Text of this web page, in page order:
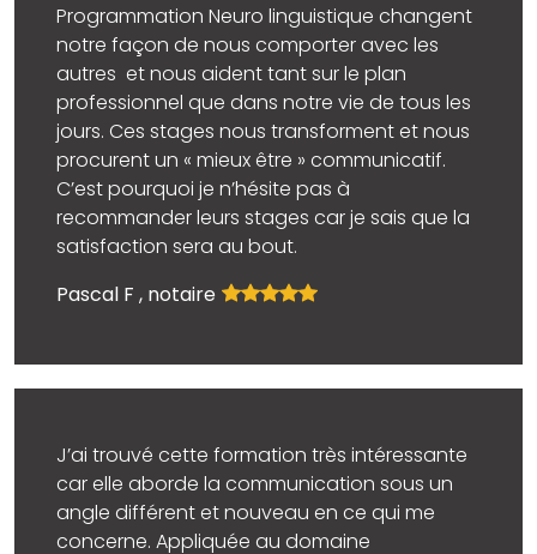
Programmation Neuro linguistique changent
notre façon de nous comporter avec les
autres et nous aident tant sur le plan
professionnel que dans notre vie de tous les
jours. Ces stages nous transforment et nous
procurent un « mieux être » communicatif.
C’est pourquoi je n’hésite pas à
recommander leurs stages car je sais que la
satisfaction sera au bout.
Pascal F , notaire
J’ai trouvé cette formation très intéressante
car elle aborde la communication sous un
angle différent et nouveau en ce qui me
concerne. Appliquée au domaine